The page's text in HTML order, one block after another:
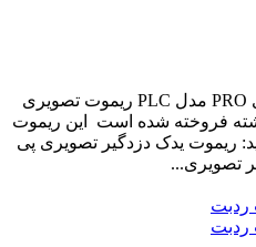
خرید ریموت یدک دزدگیر تصویری PRO مدل PLC ریموت تصویری
فروخته شده است این ریموت
ریموت یدک دزدگیر تصویری پی
تصویری...